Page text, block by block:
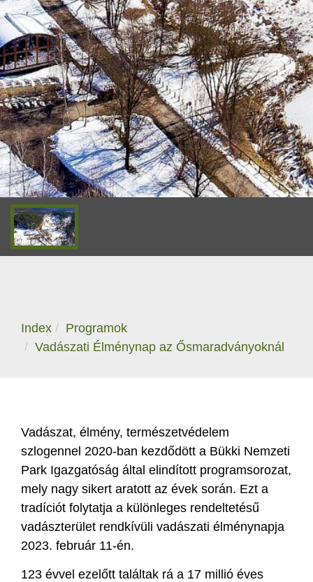
Index
Programok
Vadászati Élménynap az Ősmaradványoknál
Vadászat, élmény, természetvédelem
szlogennel 2020-ban kezdődött a Bükki Nemzeti
Park Igazgatóság által elindított programsorozat,
mely nagy sikert aratott az évek során. Ezt a
tradíciót folytatja a különleges rendeltetésű
vadászterület rendkívüli vadászati élménynapja
2023. február 11-én.
123 évvel ezelőtt találtak rá a 17 millió éves